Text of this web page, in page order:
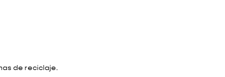
de reciclaje.